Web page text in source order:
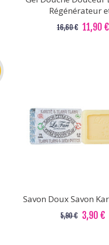
Régénérateur
16,60 € 11,90 €
Savon Doux Savon
5,90 € 3,90 €